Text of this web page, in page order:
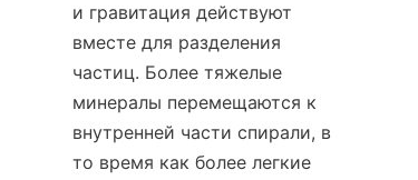
и гравитация действуют
вместе для разделения
частиц. Более тяжелые
минералы перемещаются к
внутренней части спирали, в
то время как более легкие